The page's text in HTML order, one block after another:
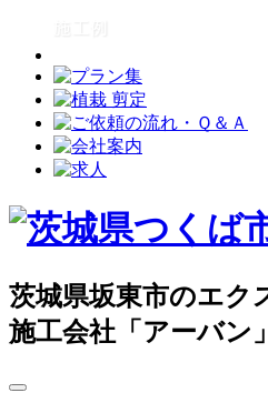
茨城県坂東市のエク
施工会社「アーバン」